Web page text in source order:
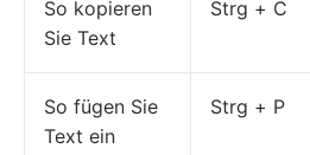
So kopieren
Sie Text
Strg + C
So fügen Sie
Text ein
Strg + P